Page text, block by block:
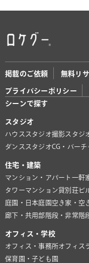
掲載のご依頼 無料リ
プライバシーポリシー
シーンで探す
スタジオ
ハウススタジオ撮影スタジ
ダンススタジオCG・バーチ
住宅・建築
マンション・アパート 一軒
タワーマンション貸別荘ビ
庭園・日本庭園 空き家・空
廊下・共用部 階段・非常階
オフィス・学校
オフィス・事務所オフィス
保育園・子ども園